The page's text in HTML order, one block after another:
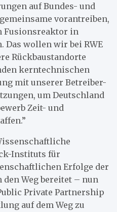
auf Bundes- und
vorantreiben,
Fusionsreaktor in
Das wollen wir bei RWE
Rückbaustandorte
kerntechnischen
mit unserer Betreiber-
um Deutschland
Zeit- und
Instituts für
Erfolge der
den Weg bereitet – nun
Private Partnership
auf dem Weg zu